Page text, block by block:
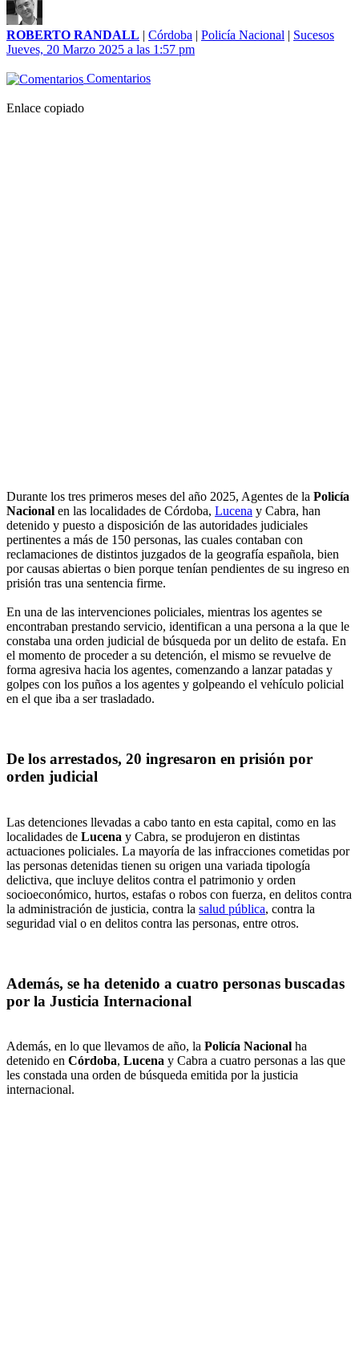
ROBERTO RANDALL | Córdoba | Policía Nacional | Sucesos
Jueves, 20 Marzo 2025 a las 1:57 pm
Comentarios
Enlace copiado
Durante los tres primeros meses del año 2025, Agentes de la Policía
Nacional en las localidades de Córdoba, Lucena y Cabra, han
detenido y puesto a disposición de las autoridades judiciales
pertinentes a más de 150 personas, las cuales contaban con
reclamaciones de distintos juzgados de la geografía española, bien
por causas abiertas o bien porque tenían pendientes de su ingreso en
prisión tras una sentencia firme.
En una de las intervenciones policiales, mientras los agentes se
encontraban prestando servicio, identifican a una persona a la que le
constaba una orden judicial de búsqueda por un delito de estafa. En
el momento de proceder a su detención, el mismo se revuelve de
forma agresiva hacia los agentes, comenzando a lanzar patadas y
golpes con los puños a los agentes y golpeando el vehículo policial
en el que iba a ser trasladado.
De los arrestados, 20 ingresaron en prisión por
orden judicial
Las detenciones llevadas a cabo tanto en esta capital, como en las
localidades de Lucena y Cabra, se produjeron en distintas
actuaciones policiales. La mayoría de las infracciones cometidas por
las personas detenidas tienen su origen una variada tipología
delictiva, que incluye delitos contra el patrimonio y orden
socioeconómico, hurtos, estafas o robos con fuerza, en delitos contra
la administración de justicia, contra la salud pública, contra la
seguridad vial o en delitos contra las personas, entre otros.
Además, se ha detenido a cuatro personas buscadas
por la Justicia Internacional
Además, en lo que llevamos de año, la Policía Nacional ha
detenido en Córdoba, Lucena y Cabra a cuatro personas a las que
les constada una orden de búsqueda emitida por la justicia
internacional.